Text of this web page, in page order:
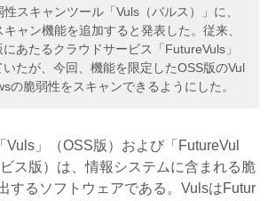
スキャンツール「Vuls（バルス）」に、
ャン機能を追加すると発表した。従来、
あたるクラウドサービス「FutureVuls」
たが、今回、機能を限定したOSS版のVul
の脆弱性をスキャンできるようにした。
」（OSS版）および「FutureVul
ス版）は、情報システムに含まれる脆
するソフトウェアである。VulsはFutur